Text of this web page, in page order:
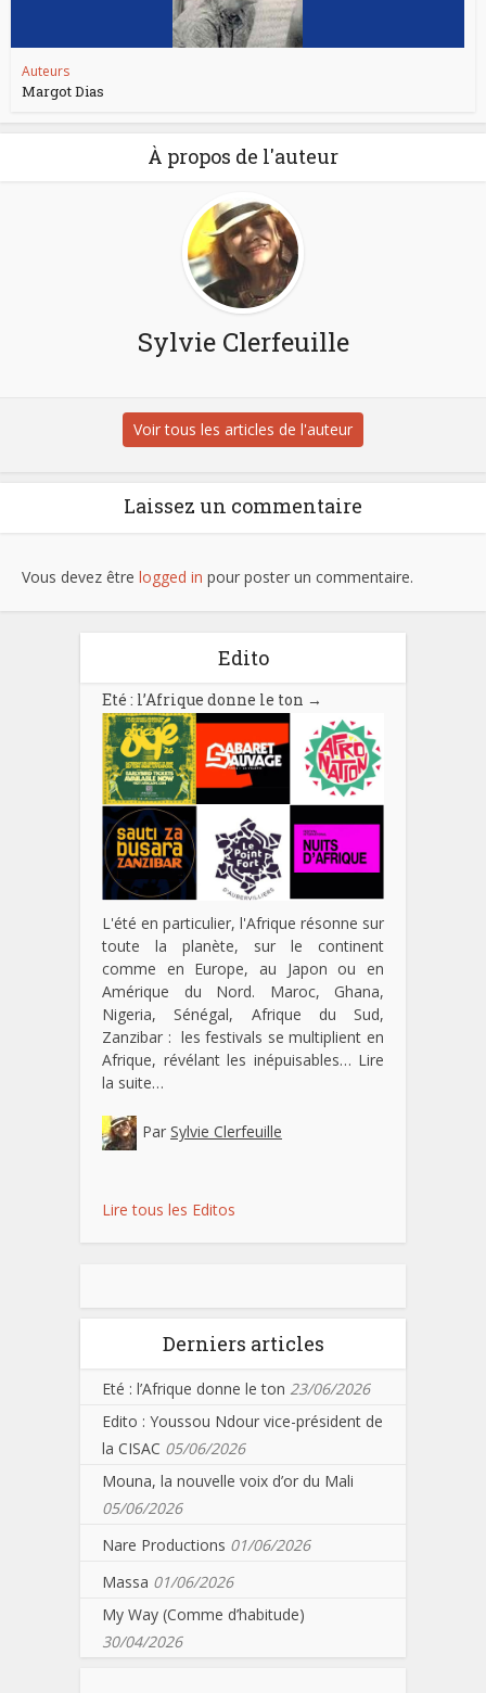
Auteurs
Margot Dias
À propos de l'auteur
Sylvie Clerfeuille
Voir tous les articles de l'auteur
Laissez un commentaire
Vous devez être logged in pour poster un commentaire.
Edito
Eté : l’Afrique donne le ton →
L'été en particulier, l'Afrique résonne sur
toute la planète, sur le continent
comme en Europe, au Japon ou en
Amérique du Nord. Maroc, Ghana,
Nigeria, Sénégal, Afrique du Sud,
Zanzibar : les festivals se multiplient en
Afrique, révélant les inépuisables… Lire
la suite…
Par Sylvie Clerfeuille
Lire tous les Editos
Derniers articles
Eté : l’Afrique donne le ton 23/06/2026
Edito : Youssou Ndour vice-président de
la CISAC 05/06/2026
Mouna, la nouvelle voix d’or du Mali
05/06/2026
Nare Productions 01/06/2026
Massa 01/06/2026
My Way (Comme d’habitude)
30/04/2026